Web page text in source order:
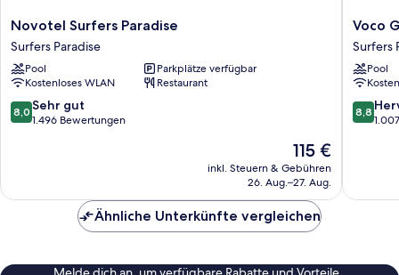
Novotel
Surfers
Paradise
Surfers
Paradise
Novotel Surfers Paradise
Surfers Paradise
Pool
Parkplätze verfügbar
Kostenloses WLAN
Restaurant
8.0
von
Bewertungen
8,0 Sehr gut
1.496 Bewertungen
Der
Preis
beträgt
115 €
inkl. Steuern & Gebühren
26. Aug.–27. Aug.
Voco
Gold
Coast
Surfers
Paradise
Voco
Surfers
Pool
8.8
von
8,8
Ähnliche Unterkünfte vergleichen